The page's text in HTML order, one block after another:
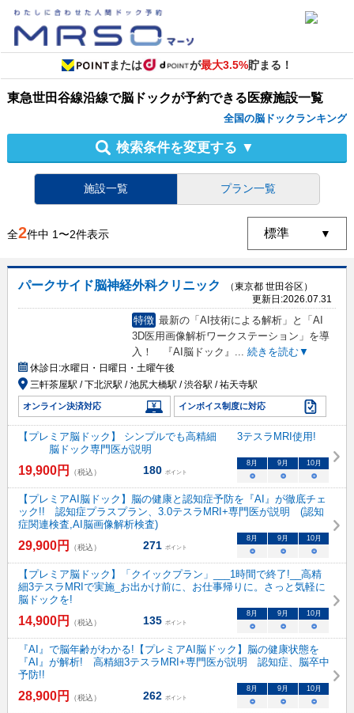
または が最大3.5%貯まる！
東急世田谷線沿線で脳ドックが予約できる医療施設一覧
全国の脳ドックランキング
検索条件を変更する ▼
施設一覧 プラン一覧
全2件中 1〜2件表示
パークサイド脳神経外科クリニック
（東京都 世田谷区）
更新日:2026.07.31
特徴 最新の「AI技術による解析」と「AI
3D医用画像解析ワークステーション」を導
入！ 『AI脳ドック』 ... 続きを読む▼
休診日:水曜日・日曜日・土曜午後
三軒茶屋駅 / 下北沢駅 / 池尻大橋駅 / 渋谷駅 / 祐天寺駅
オンライン決済対応 インボイス制度に対応
【プレミア脳ドック】 シンプルでも高精細 3テスラMRI使用!
脳ドック専門医が説明
19,900円 （税込） 180 ポイント
8月 9月 10月
○ ○ ○
【プレミアAI脳ドック】脳の健康と認知症予防を『AI』が徹底チェ
ック!! 認知症プラスプラン、3.0テスラMRI+専門医が説明 (認知
症関連検査,AI脳画像解析検査)
29,900円 （税込） 271 ポイント
8月 9月 10月
○ ○ ○
【プレミア脳ドック】「クイックプラン」___1時間で終了!__高精
細3テスラMRIで実施_お出かけ前に、お仕事帰りに。さっと気軽に
脳ドックを!
14,900円 （税込） 135 ポイント
8月 9月 10月
○ ○ ○
『AI』で脳年齢がわかる!【プレミアAI脳ドック】脳の健康状態を
『AI』が解析! 高精細3テスラMRI+専門医が説明 認知症、脳卒中
予防!!
28,900円 （税込） 262 ポイント
8月 9月 10月
○ ○ ○